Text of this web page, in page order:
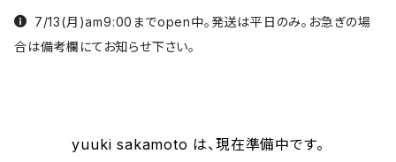
7/13(月)am9:00までopen中。発送は平日のみ。お急ぎの場
合は備考欄にてお知らせ下さい。
yuuki sakamoto は、現在準備中です。